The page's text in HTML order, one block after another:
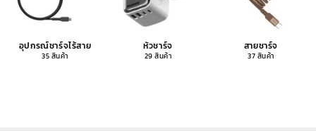
อุปกรณ์ชาร์จไร้สาย
35 สินค้า
หัวชาร์จ
29 สินค้า
สายชาร์จ
37 สินค้า